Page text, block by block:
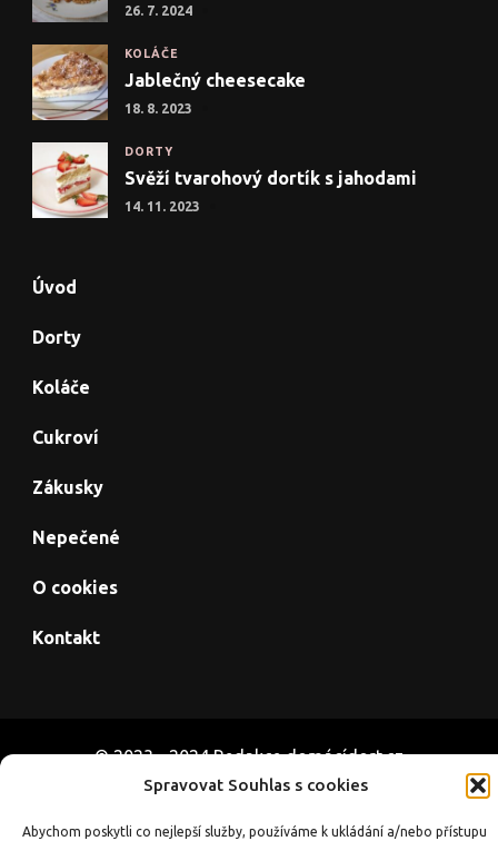
Spravovat Souhlas s cookies
Abychom poskytli co nejlepší služby, používáme k ukládání a/nebo přístupu
26. 7. 2024
KOLÁČE
Jablečný cheesecake
18. 8. 2023
DORTY
Svěží tvarohový dortík s jahodami
14. 11. 2023
Úvod
Dorty
Koláče
Cukroví
Zákusky
Nepečené
O cookies
Kontakt
© 2023 - 2024 Redakce domácídort.cz
Úvod
O cookies Kontakt